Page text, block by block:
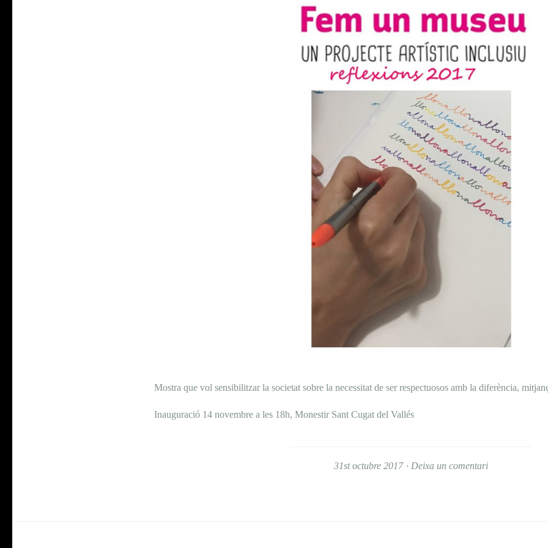
Mostra que vol sensibilitzar la societat sobre la necessitat de ser respectuosos amb la diferència,
Inauguració 14 novembre a les 18h, Monestir Sant Cugat del Vallés
31st octubre 2017 Deixa un comentari